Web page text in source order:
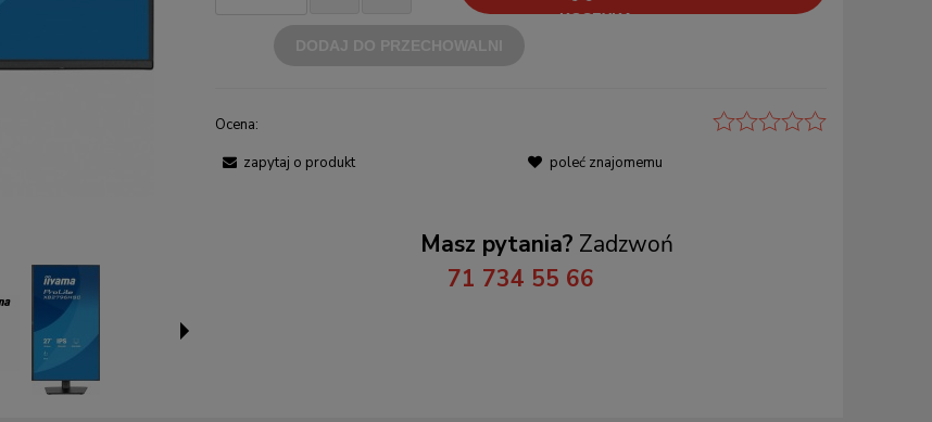
Ocena:
zapytaj o produkt
poleć znajomemu
Masz pytania? Zadzwoń
71 734 55 66